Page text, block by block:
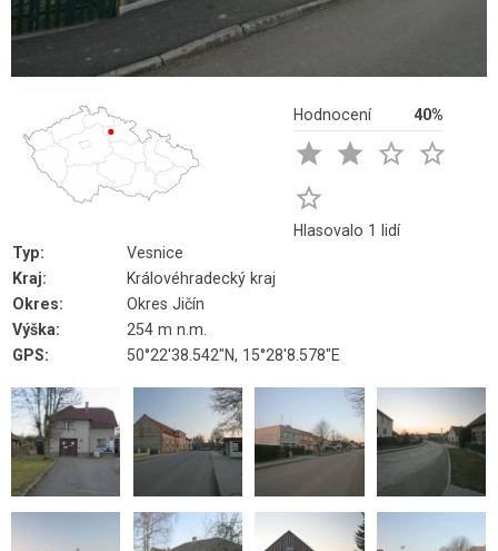
Hodnocení 40%
   

Hlasovalo 1 lidí
Typ:
Vesnice
Kraj:
Královéhradecký kraj
Okres:
Okres Jičín
Výška:
254 m n.m.
GPS:
50°22'38.542"N, 15°28'8.578"E